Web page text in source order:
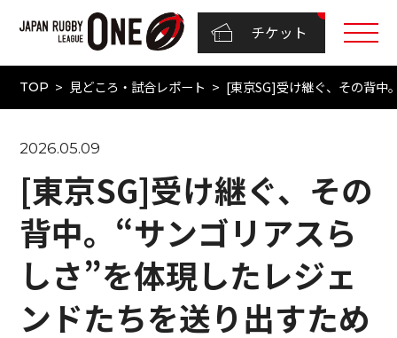
チケット
TOP 見どころ・試合レポート [東京SG]受け継ぐ、その背中
2026.05.09
[東京SG]受け継ぐ、その
背中。“サンゴリアスら
しさ”を体現したレジェ
ンドたちを送り出すため